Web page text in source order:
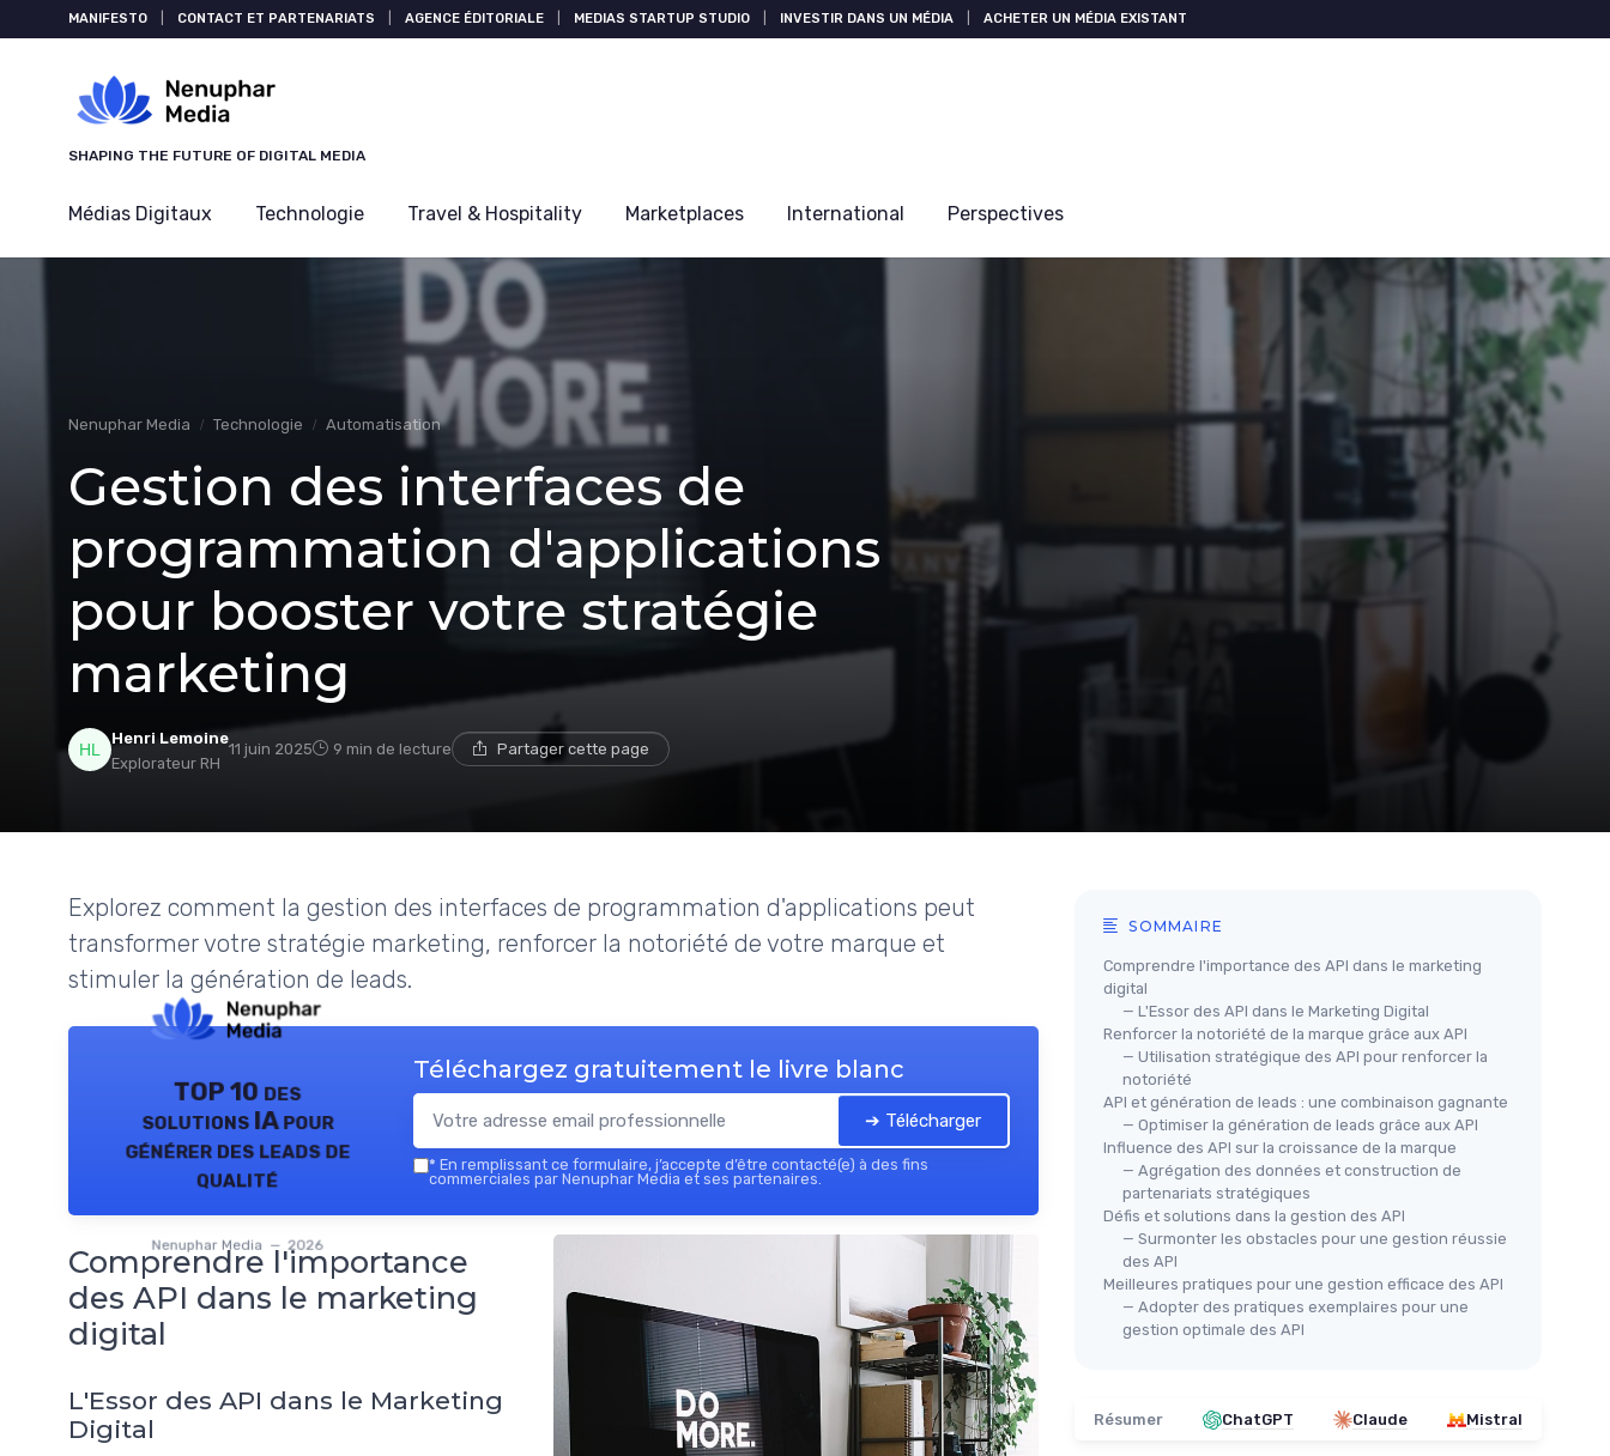
MANIFESTO CONTACT ET PARTENARIATS AGENCE ÉDITORIALE MEDIAS STARTUP STUDIO INVESTIR DANS UN MÉDIA ACHETER UN MÉDIA EXISTANT
SHAPING THE FUTURE OF DIGITAL MEDIA
Médias Digitaux Technologie Travel & Hospitality Marketplaces International Perspectives
Nenuphar Media Technologie Automatisation
Gestion des interfaces de
programmation d'applications
pour booster votre stratégie
marketing
Henri Lemoine
Explorateur RH
11 juin 2025 9 min de lecture Partager cette page
Explorez comment la gestion des interfaces de programmation d'applications peut
transformer votre stratégie marketing, renforcer la notoriété de votre marque et
stimuler la génération de leads.
TOP 10 des
solutions IA pour
générer des leads de
qualité
Nenuphar Media — 2026
Téléchargez gratuitement le livre blanc
➔ Télécharger
* En remplissant ce formulaire, j’accepte d’être contacté(e) à des fins
commerciales par Nenuphar Media et ses partenaires.
Comprendre l'importance
des API dans le marketing
digital
L'Essor des API dans le Marketing
Digital
SOMMAIRE
Comprendre l'importance des API dans le marketing
digital
— L'Essor des API dans le Marketing Digital
Renforcer la notoriété de la marque grâce aux API
— Utilisation stratégique des API pour renforcer la
notoriété
API et génération de leads : une combinaison gagnante
— Optimiser la génération de leads grâce aux API
Influence des API sur la croissance de la marque
— Agrégation des données et construction de
partenariats stratégiques
Défis et solutions dans la gestion des API
— Surmonter les obstacles pour une gestion réussie
des API
Meilleures pratiques pour une gestion efficace des API
— Adopter des pratiques exemplaires pour une
gestion optimale des API
Résumer ChatGPT Claude Mistral
Panneau de gestion des cookies